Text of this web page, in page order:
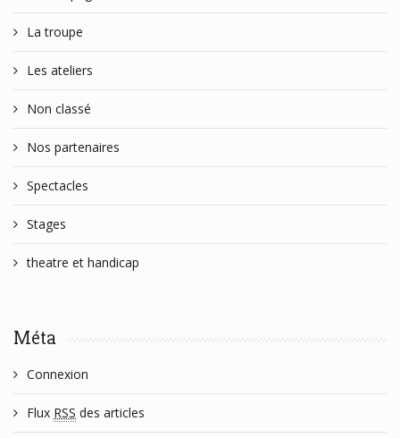
La troupe
Les ateliers
Non classé
Nos partenaires
Spectacles
Stages
theatre et handicap
Méta
Connexion
Flux RSS des articles